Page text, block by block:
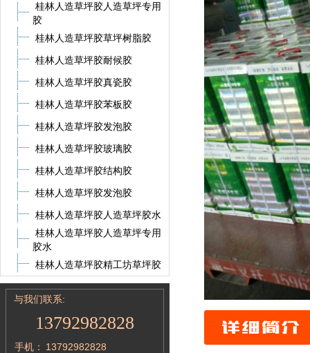
桂林人造草坪胶人造草坪专用
胶
桂林人造草坪胶草坪树脂胶
桂林人造草坪胶耐候胶
桂林人造草坪胶真瓷胶
桂林人造草坪胶苯板胶
桂林人造草坪胶发泡胶
桂林人造草坪胶玻璃胶
桂林人造草坪胶结构胶
桂林人造草坪胶发泡胶
桂林人造草坪胶人造草坪胶水
桂林人造草坪胶人造草坪专用
胶水
桂林人造草坪胶精工坊草坪胶
与我们联系:
13792982828
手机：
13792982828